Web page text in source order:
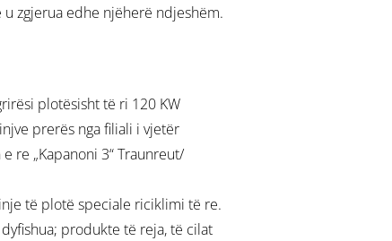
zgjerua edhe njëherë ndjeshëm.
plotësisht të ri 120 KW
prerës nga filiali i vjetër
re „Kapanoni 3“ Traunreut/
të plotë speciale riciklimi të re.
produkte të reja, të cilat